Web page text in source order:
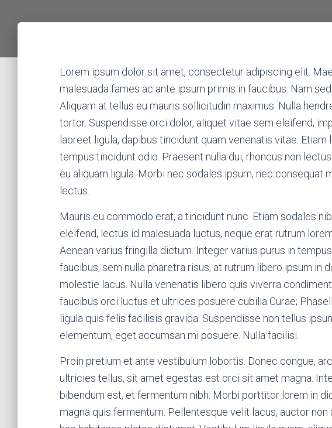
Lorem ipsum dolor sit amet, consectetur adipiscing elit.
malesuada fames ac ante ipsum primis in faucibus. Nam
Aliquam at tellus eu mauris sollicitudin maximus. Nulla
tortor. Suspendisse orci dolor, aliquet vitae sem eleifend,
laoreet ligula, dapibus tincidunt quam venenatis vitae.
tempus tincidunt odio. Praesent nulla dui, rhoncus non
eu aliquam ligula. Morbi nec sodales ipsum, nec consequat
lectus.
Mauris eu commodo erat, a tincidunt nunc. Etiam sodales
eleifend, lectus id malesuada luctus, neque erat rutrum
Aenean varius fringilla dictum. Integer varius purus in
faucibus, sem nulla pharetra risus, at rutrum libero ipsum in
molestie lacus. Nulla venenatis libero quis viverra
faucibus orci luctus et ultrices posuere cubilia Curae;
ligula quis felis facilisis gravida. Suspendisse non tellus
elementum, eget accumsan mi posuere. Nulla facilisi.
Proin pretium et ante vestibulum lobortis. Donec congue,
ultricies tellus, sit amet egestas est orci sit amet magna.
bibendum est, et fermentum nibh. Morbi porttitor lorem in
magna quis fermentum. Pellentesque velit lacus, auctor